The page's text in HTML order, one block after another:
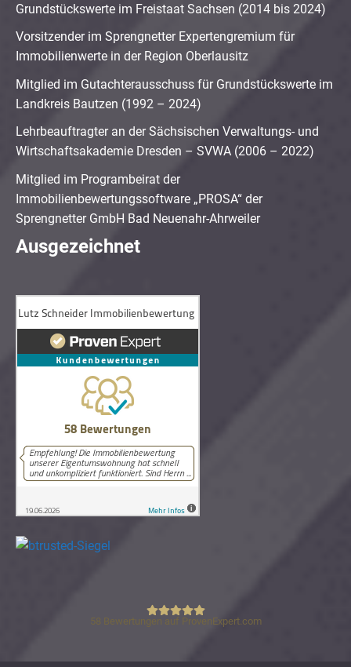
Grundstückswerte im Freistaat Sachsen (2014 bis 2024)
Vorsitzender im Sprengnetter Expertengremium für
Immobilienwerte in der Region Oberlausitz
Mitglied im Gutachterausschuss für Grundstückswerte im
Landkreis Bautzen (1992 – 2024)
Lehrbeauftragter an der Sächsischen Verwaltungs- und
Wirtschaftsakademie Dresden – SVWA (2006 – 2022)
Mitglied im Programbeirat der
Immobilienbewertungssoftware „PROSA“ der
Sprengnetter GmbH Bad Neuenahr-Ahrweiler
Ausgezeichnet
Lutz Schneider Immobilienbewertung
58 Bewertungen auf ProvenExpert.com